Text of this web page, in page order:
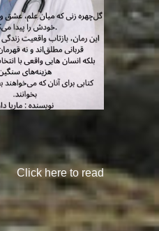
Click here to read